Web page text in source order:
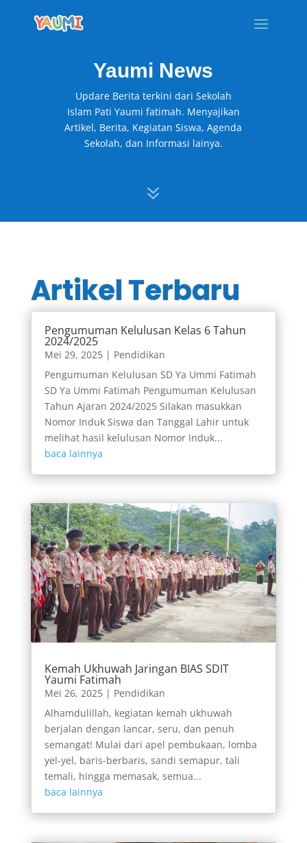
Yaumi News
Updare Berita terkini dari Sekolah
Islam Pati Yaumi fatimah. Menyajikan
Artikel, Berita, Kegiatan Siswa, Agenda
Sekolah, dan Informasi lainya.
7
Artikel Terbaru
Pengumuman Kelulusan Kelas 6 Tahun
2024/2025
Mei 29, 2025| Pendidikan
Pengumuman Kelulusan SD Ya Ummi Fatimah
SD Ya Ummi Fatimah Pengumuman Kelulusan
Tahun Ajaran 2024/2025 Silakan masukkan
Nomor Induk Siswa dan Tanggal Lahir untuk
melihat hasil kelulusan Nomor Induk...
baca lainnya
Kemah Ukhuwah Jaringan BIAS SDIT
Yaumi Fatimah
Mei 26, 2025| Pendidikan
Alhamdulillah, kegiatan kemah ukhuwah
berjalan dengan lancar, seru, dan penuh
semangat! Mulai dari apel pembukaan, lomba
yel-yel, baris-berbaris, sandi semapur, tali
temali, hingga memasak, semua...
baca lainnya